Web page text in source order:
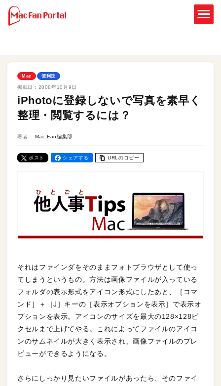
Mac 便利技
掲載日： 2008年10月9日
iPhotoに登録しないで写真を素早く
整理・閲覧するには？
著者： Mac Fan編集部
ポスト シェアする URLのコピー
それはファインダをそのままフォトブラウザとして使っ
てしまうというもの。方法は画像ファイルが入っている
フォルダの表示形式をアイコン形式にしたあと、［コマ
ンド］＋［J］キーの［表示オプションを表示］で表示オ
プションを表示。アイコンのサイズを最大の128×128ピ
クセルまで上げてやる。これによってファイルのアイコ
ンのサムネイルが大きく表示され、画像ファイルのプレ
ビューができるようになる。
さらにしっかり見たいファイルがあったら、そのファイ